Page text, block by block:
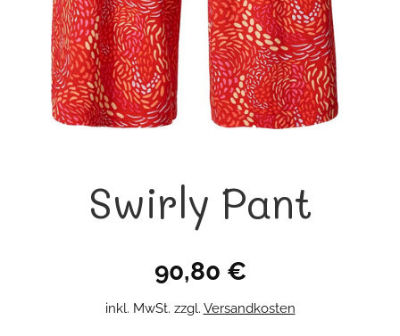
Swirly Pant
90,80 €
inkl. MwSt. zzgl. Versandkosten